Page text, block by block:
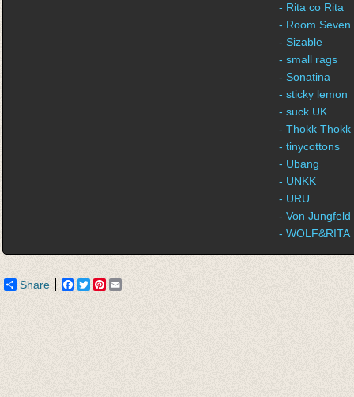
- Rita co Rita
- Room Seven
- Sizable
- small rags
- Sonatina
- sticky lemon
- suck UK
- Thokk Thokk
- tinycottons
- Ubang
- UNKK
- URU
- Von Jungfeld
- WOLF&RITA
Share Facebook
TwitterPinterest